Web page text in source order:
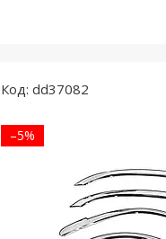
dd37082
–5%